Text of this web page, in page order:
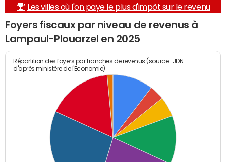
Les villes où l'on paye le plus d'impôt sur le revenu
Foyers fiscaux par niveau de revenus à
Lampaul-Plouarzel en 2025
Répartition des foyers par tranches de revenus (source : JDN
d'après ministère de l'Economie)